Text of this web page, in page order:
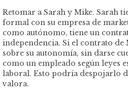
Retomar a Sarah y Mike. Sarah
formal con su empresa de
como autónomo, tiene un
independencia. Si el contrato de
sobre su autonomía, sin darse
como un empleado según leyes
laboral. Esto podría despojarlo
valora.